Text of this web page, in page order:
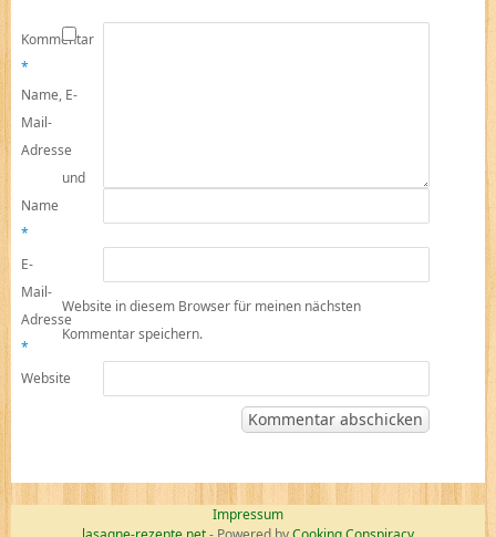
Kommentar
*
Name
*
E-
Mail-
Adresse
*
Website
Name, E-
Mail-
Adresse
und
Website in diesem Browser für meinen nächsten
Kommentar speichern.
Impressum